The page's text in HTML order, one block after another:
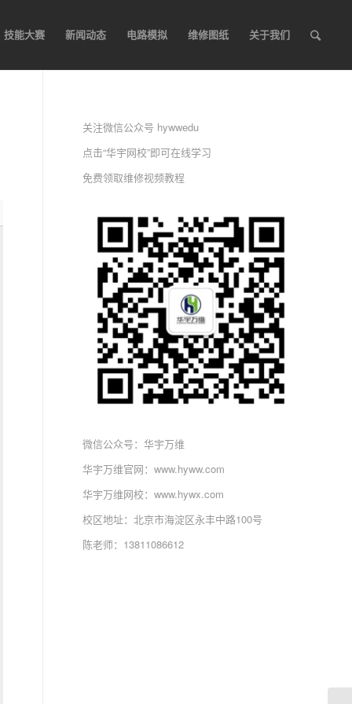
技能大赛 新闻动态 电路模拟 维修图纸 关于我们
关注微信公众号 hywwedu
点击“华宇网校”即可在线学习
免费领取维修视频教程
微信公众号：华宇万维
华宇万维官网：www.hyww.com
华宇万维网校：www.hywx.com
校区地址：北京市海淀区永丰中路100号
陈老师：13811086612